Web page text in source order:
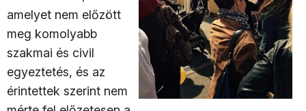
amelyet nem előzött
meg komolyabb
szakmai és civil
egyeztetés, és az
érintettek szerint nem